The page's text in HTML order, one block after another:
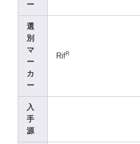
ー
選
別
マ
ー
カ
ー
RifR
入
手
源